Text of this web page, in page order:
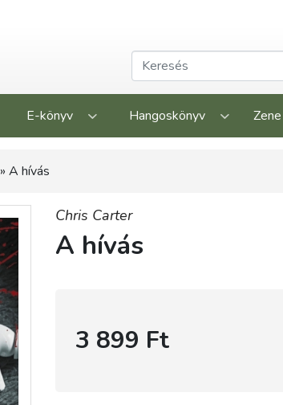
E-könyv Hangoskönyv Zene
» A hívás
Chris Carter
A hívás
3 899 Ft